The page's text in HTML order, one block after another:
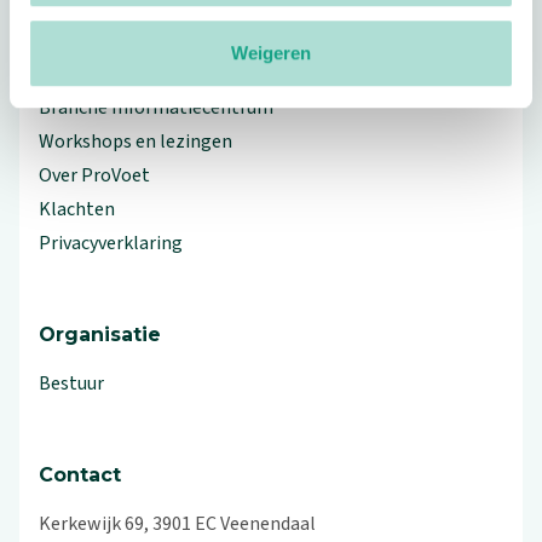
Weigeren
Branche Informatiecentrum
Workshops en lezingen
Over ProVoet
Klachten
Privacyverklaring
Organisatie
Bestuur
Contact
Kerkewijk 69, 3901 EC Veenendaal